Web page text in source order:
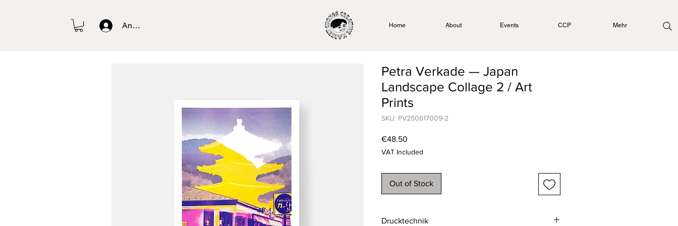
Anmelden Home About Events CCP Mehr
Petra Verkade — Japan
Landscape Collage 2 / Art
Prints
SKU: PV250617009-2
€48.50
VAT Included
Out of Stock
Drucktechnik